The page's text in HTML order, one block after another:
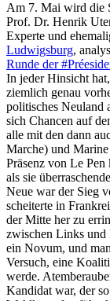
Am 7. Mai wird die
Prof. Dr. Henrik
Experte und
Ludwigsburg,
Runde der
In jeder Hinsicht
ziemlich genau
politisches Neuland
sich Chancen auf
alle mit den dann
Marche) und
Präsenz von Le
als sie
Neue war der Sieg
scheiterte in
der Mitte her zu
zwischen Links und
ein Novum, und
Versuch, eine
werde.
Kandidat war, der